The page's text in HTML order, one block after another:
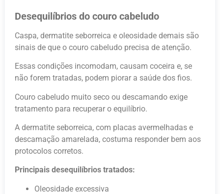
Desequilíbrios do couro cabeludo
Caspa, dermatite seborreica e oleosidade demais são
sinais de que o couro cabeludo precisa de atenção.
Essas condições incomodam, causam coceira e, se
não forem tratadas, podem piorar a saúde dos fios.
Couro cabeludo muito seco ou descamando exige
tratamento para recuperar o equilíbrio.
A dermatite seborreica, com placas avermelhadas e
descamação amarelada, costuma responder bem aos
protocolos corretos.
Principais desequilíbrios tratados:
Oleosidade excessiva